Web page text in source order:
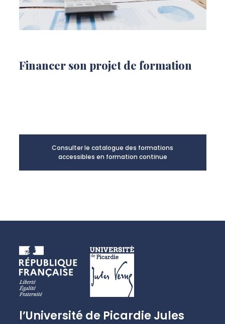
Financer son projet de formation
Consulter le catalogue des formations
accessibles en formation continue
l’Université de Picardie Jules